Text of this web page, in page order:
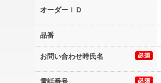
オーダーＩＤ
品番
お問い合わせ時氏名